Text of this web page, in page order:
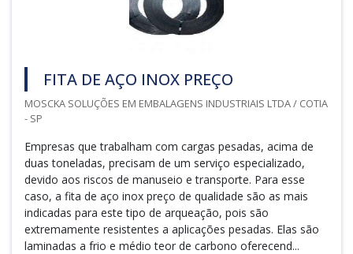
FITA DE AÇO INOX PREÇO
MOSCKA SOLUÇÕES EM EMBALAGENS INDUSTRIAIS LTDA / COTIA
- SP
Empresas que trabalham com cargas pesadas, acima de
duas toneladas, precisam de um serviço especializado,
devido aos riscos de manuseio e transporte. Para esse
caso, a fita de aço inox preço de qualidade são as mais
indicadas para este tipo de arqueação, pois são
extremamente resistentes a aplicações pesadas. Elas são
laminadas a frio e médio teor de carbono oferecend...